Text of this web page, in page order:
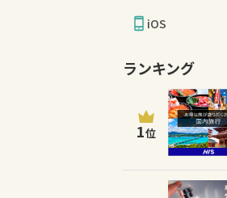
iOS
ランキング
1位